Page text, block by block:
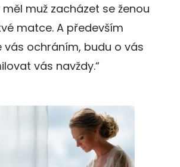
měl muž zacházet se ženou
matce. A především
vás ochráním, budu o vás
vás navždy.“